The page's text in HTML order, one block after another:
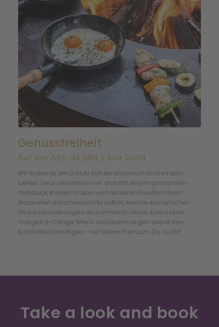
Genussfreiheit
Auf der Alm da gibt's koa Sünd
Wir finden ja, ein Urlaub soll ein Maximum an Freiraum
bieten. Zwar verwöhnen wir dich mit einem grandiosen
Frühstück, kleinen Snacks und leckeren Durstlöschern.
Ansonsten entscheidest du selbst, welche kulinarischen
Urlaubserinnerungen du sammelst. Heute Kasnocken,
morgen 5-Gänge-Menü und übermorgen selbst den
Kochlöffel schwingen – wir lieben Freiraum. Du auch?
Take a look and book